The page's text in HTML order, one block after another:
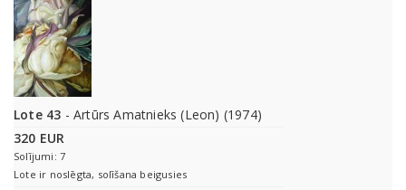
Lote 43 - Artūrs Amatnieks (Leon) (1974)
320 EUR
Solījumi: 7
Lote ir noslēgta, solīšana beigusies